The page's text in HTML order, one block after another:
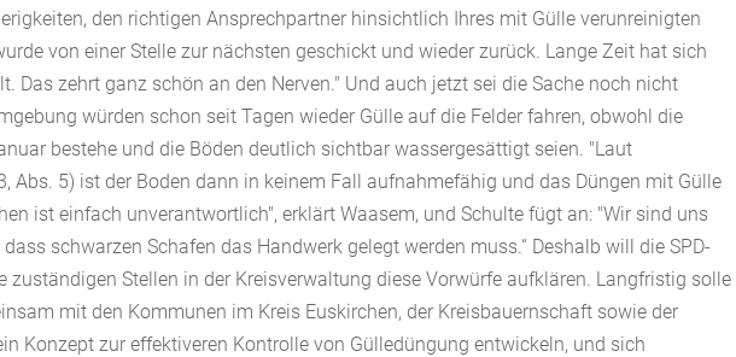
den richtigen Ansprechpartner hinsichtlich Ihres mit Gülle verunreinigten
von einer Stelle zur nächsten geschickt und wieder zurück. Lange Zeit hat sich
Das zehrt ganz schön an den Nerven." Und auch jetzt sei die Sache noch nicht
würden schon seit Tagen wieder Gülle auf die Felder fahren, obwohl die
bestehe und die Böden deutlich sichtbar wassergesättigt seien. "Laut
Abs. 5) ist der Boden dann in keinem Fall aufnahmefähig und das Düngen mit Gülle
ist einfach unverantwortlich", erklärt Waasem, und Schulte fügt an: "Wir sind uns
schwarzen Schafen das Handwerk gelegt werden muss.“ Deshalb will die SPD-
zuständigen Stellen in der Kreisverwaltung diese Vorwürfe aufklären. Langfristig solle
mit den Kommunen im Kreis Euskirchen, der Kreisbauernschaft sowie der
Konzept zur effektiveren Kontrolle von Gülledüngung entwickeln, und sich